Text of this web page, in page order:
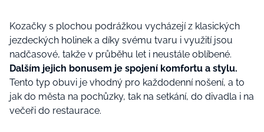
Kozačky s plochou podrážkou vycházejí z klasických
jezdeckých holinek a díky svému tvaru i využití jsou
nadčasové, takže v průběhu let i neustále oblíbené.
Dalším jejich bonusem je spojení komfortu a stylu.
Tento typ obuvi je vhodný pro každodenní nošení, a to
jak do města na pochůzky, tak na setkání, do divadla i na
večeři do restaurace.